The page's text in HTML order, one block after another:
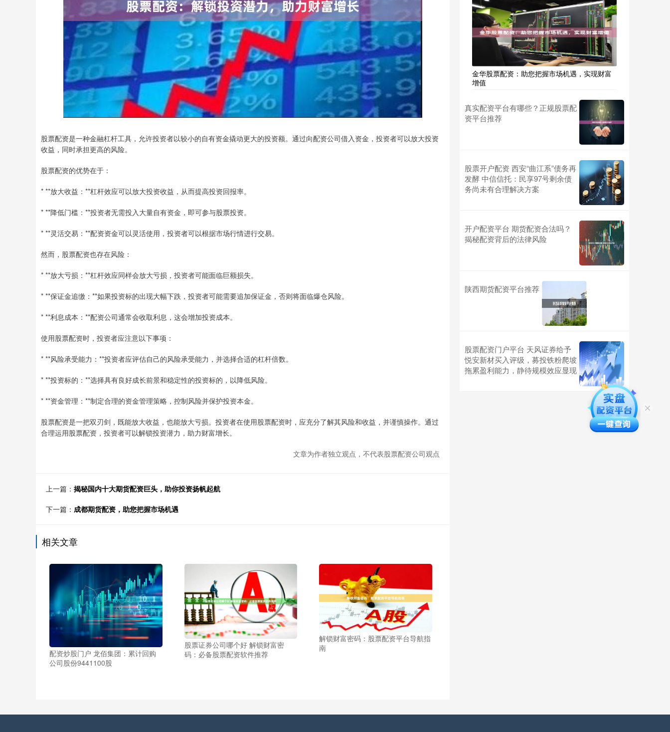
股票配资是一种金融杠杆工具，允许投资者以较小的自有资金撬动更大的投资额。通过向配资公司借入资金，投资者可以放大投资
收益，同时承担更高的风险。
股票配资的优势在于：
* **放大收益：**杠杆效应可以放大投资收益，从而提高投资回报率。
* **降低门槛：**投资者无需投入大量自有资金，即可参与股票投资。
* **灵活交易：**配资资金可以灵活使用，投资者可以根据市场行情进行交易。
然而，股票配资也存在风险：
* **放大亏损：**杠杆效应同样会放大亏损，投资者可能面临巨额损失。
* **保证金追缴：**如果投资标的出现大幅下跌，投资者可能需要追加保证金，否则将面临爆仓风险。
* **利息成本：**配资公司通常会收取利息，这会增加投资成本。
使用股票配资时，投资者应注意以下事项：
* **风险承受能力：**投资者应评估自己的风险承受能力，并选择合适的杠杆倍数。
* **投资标的：**选择具有良好成长前景和稳定性的投资标的，以降低风险。
* **资金管理：**制定合理的资金管理策略，控制风险并保护投资本金。
股票配资是一把双刃剑，既能放大收益，也能放大亏损。投资者在使用股票配资时，应充分了解其风险和收益，并谨慎操作。通过
合理运用股票配资，投资者可以解锁投资潜力，助力财富增长。
文章为作者独立观点，不代表股票配资公司观点
上一篇： 揭秘国内十大期货配资巨头，助你投资扬帆起航
下一篇： 成都期货配资，助您把握市场机遇
相关文章
配资炒股门户 龙佰集团：累计回购
公司股份9441100股
股票证券公司哪个好 解锁财富密
码：必备股票配资软件推荐
解锁财富密码：股票配资平台导航指
南
金华股票配资：助您把握市场机遇，实现财富
增值
真实配资平台有哪些？正规股票配
资平台推荐
股票开户配资 西安“曲江系”债务再
发酵 中信信托：民享97号剩余债
务尚未有合理解决方案
开户配资平台 期货配资合法吗？
揭秘配资背后的法律风险
陕西期货配资平台推荐
股票配资门户平台 天风证券给予
悦安新材买入评级，募投铁粉爬坡
拖累盈利能力，静待规模效应显现